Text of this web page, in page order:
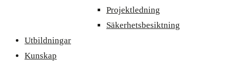
Projektledning
Säkerhetsbesiktning
Utbildningar
Kunskap